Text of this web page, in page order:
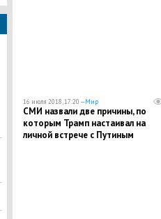
16 июля 2018, 17:20 —Мир
СМИ назвали две причины, по
которым Трамп настаивал на
личной встрече с Путиным